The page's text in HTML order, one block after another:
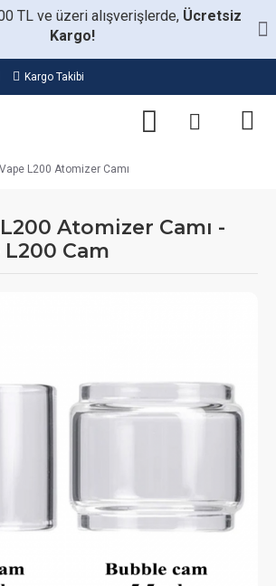
TL ve üzeri alışverişlerde, Ücretsiz
Kargo!
Kargo Takibi
L200 Atomizer Camı
Atomizer Camı -
Cam